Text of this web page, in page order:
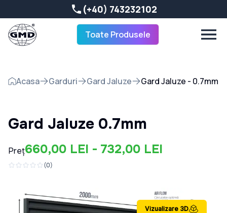
(+40) 743232102
Toate Produsele
Acasa Garduri Gard Jaluze Gard Jaluze - 0.7mm
Gard Jaluze 0.7mm
Preț660,00 LEI - 732,00 LEI
(0)
Vizualizare 3D